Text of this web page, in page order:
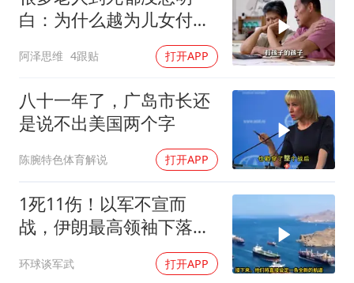
白：为什么越为儿女付
阿泽思维 4跟贴 打开APP
八十一年了，广岛市长还
是说不出美国两个字
陈腕特色体育解说 打开APP
1死11伤！以军不宣而
战，伊朗最高领袖下落不
明？特朗普发出通牒
环球谈军武 打开APP